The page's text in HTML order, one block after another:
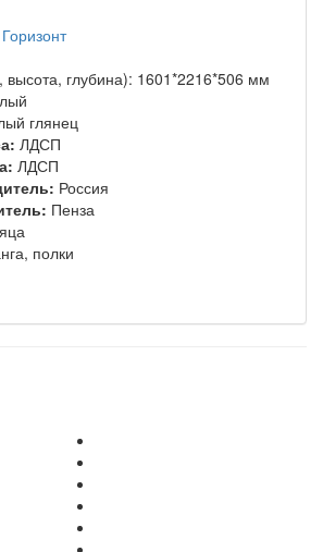
Горизонт
глубина): 1601*2216*506 мм
глянец
ЛДСП
ЛДСП
Россия
Пенза
полки